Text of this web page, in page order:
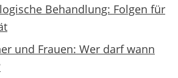
Behandlung: Folgen für
und Frauen: Wer darf wann